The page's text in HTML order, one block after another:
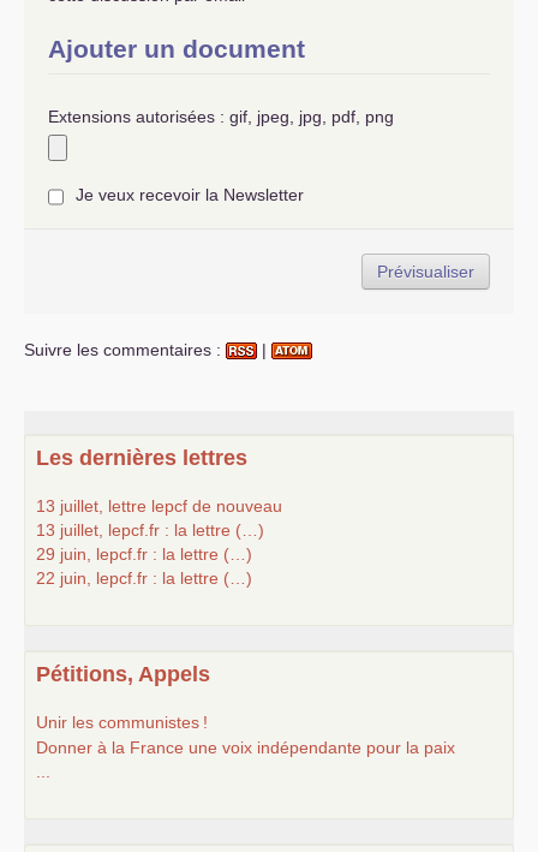
Ajouter un document
Extensions autorisées : gif, jpeg, jpg, pdf, png
Je veux recevoir la Newsletter
Suivre les commentaires : |
Les dernières lettres
13 juillet, lettre lepcf de nouveau
13 juillet, lepcf.fr : la lettre (…)
29 juin, lepcf.fr : la lettre (…)
22 juin, lepcf.fr : la lettre (…)
Pétitions, Appels
Unir les communistes !
Donner à la France une voix indépendante pour la paix